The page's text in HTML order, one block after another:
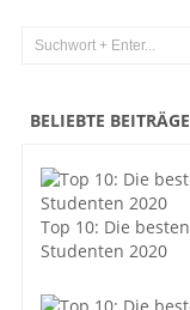
BELIEBTE BEITRÄGE
Top 10: Die
Studenten 2020